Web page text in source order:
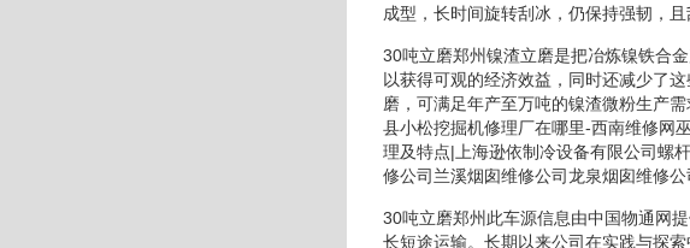
成型，长时间旋转刮冰，仍保持强韧，
30吨立磨郑州镍渣立磨是把冶炼镍铁合
以获得可观的经济效益，同时还减少了
磨，可满足年产至万吨的镍渣微粉生产
县小松挖掘机修理厂在哪里-西南维修网
理及特点|上海逊依制冷设备有限公司螺
修公司兰溪烟囱维修公司龙泉烟囱维修公
30吨立磨郑州此车源信息由中国物通网
长短途运输。长期以来公司在实践与探